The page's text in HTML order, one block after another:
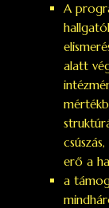
A
alatt
erő a
a